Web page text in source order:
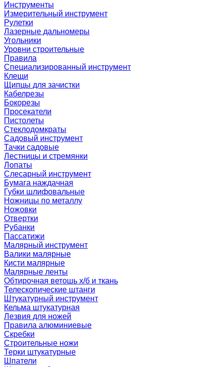
Инструменты
Измерительный инструмент
Рулетки
Лазерные дальномеры
Угольники
Уровни строительные
Правила
Специализированный инструмент
Клещи
Щипцы для зачистки
Кабелрезы
Бокорезы
Просекатели
Пистолеты
Стеклодомкраты
Садовый инструмент
Тачки садовые
Лестницы и стремянки
Лопаты
Слесарный инструмент
Бумага наждачная
Губки шлифовальные
Ножницы по металлу
Ножовки
Отвертки
Рубанки
Пассатижи
Малярный инструмент
Валики малярные
Кисти малярные
Малярные ленты
Обтирочная ветошь х/б и ткань
Телескопические штанги
Штукатурный инструмент
Кельма штукатурная
Лезвия для ножей
Правила алюминиевые
Скребки
Строительные ножи
Терки штукатурные
Шпатели